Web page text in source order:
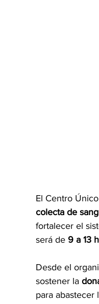
El Centro
colecta de
fortalecer el
será de 9 a 13 h
Desde el
sostener la
para abastecer